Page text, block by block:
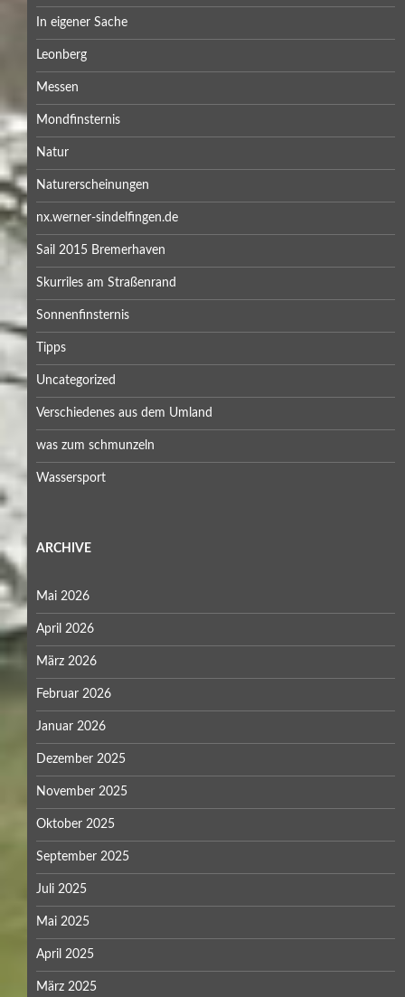
In eigener Sache
Leonberg
Messen
Mondfinsternis
Natur
Naturerscheinungen
nx.werner-sindelfingen.de
Sail 2015 Bremerhaven
Skurriles am Straßenrand
Sonnenfinsternis
Tipps
Uncategorized
Verschiedenes aus dem Umland
was zum schmunzeln
Wassersport
ARCHIVE
Mai 2026
April 2026
März 2026
Februar 2026
Januar 2026
Dezember 2025
November 2025
Oktober 2025
September 2025
Juli 2025
Mai 2025
April 2025
März 2025